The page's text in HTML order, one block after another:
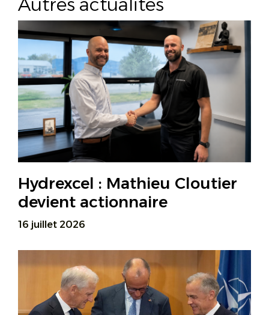
Hydrexcel : Mathieu Cloutier
devient actionnaire
16 juillet 2026